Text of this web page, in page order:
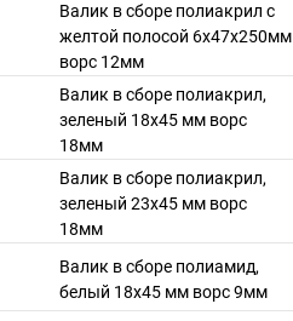
Валик в сборе полиакрил с
желтой полосой 6х47х250мм
ворс 12мм
Валик в сборе полиакрил,
зеленый 18х45 мм ворс
18мм
Валик в сборе полиакрил,
зеленый 23х45 мм ворс
18мм
Валик в сборе полиамид,
белый 18х45 мм ворс 9мм